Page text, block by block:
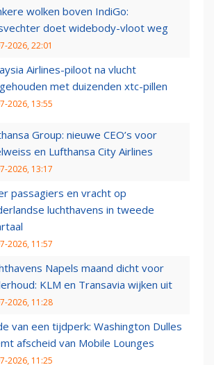
wolken boven IndiGo:
doet widebody-vloot weg
2026, 22:01
Airlines-piloot na vlucht
met duizenden xtc-pillen
2026, 13:55
Group: nieuwe CEO’s voor
en Lufthansa City Airlines
2026, 13:17
passagiers en vracht op
luchthavens in tweede
2026, 11:57
Napels maand dicht voor
KLM en Transavia wijken uit
2026, 11:28
van een tijdperk: Washington Dulles
afscheid van Mobile Lounges
2026, 11:25